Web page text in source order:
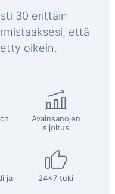
30 erittäin
että
oikein.
Avainsanojen
sijoitus
ja
24x7 tuki